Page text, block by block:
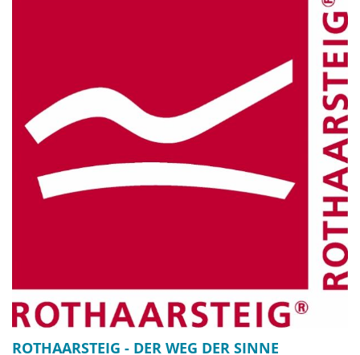
ROTHAARSTEIG - DER WEG DER SINNE